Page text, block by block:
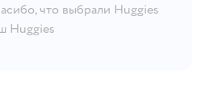
что выбрали Huggies
Huggies